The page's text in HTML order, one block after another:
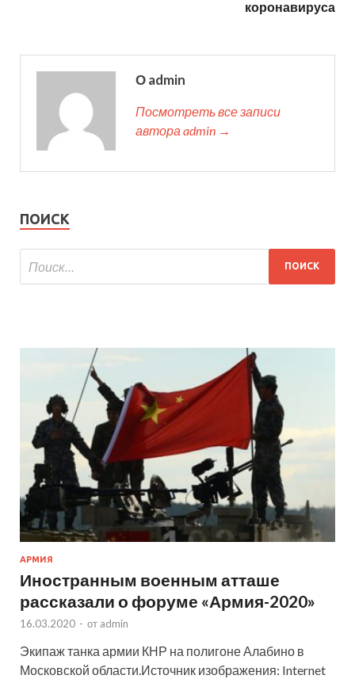
коронавируса
О admin
Посмотреть все записи
автора admin →
ПОИСК
АРМИЯ
Иностранным военным атташе
рассказали о форуме «Армия-2020»
16.03.2020 - от admin
Экипаж танка армии КНР на полигоне Алабино в
Московской области.Источник изображения: Internet